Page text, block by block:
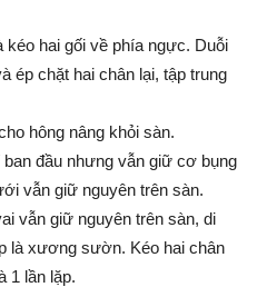
hai gối về phía ngực. Duỗi
ép chặt hai chân lại, tập trung
hông nâng khỏi sàn.
đầu nhưng vẫn giữ cơ bụng
vẫn giữ nguyên trên sàn.
vẫn giữ nguyên trên sàn, di
là xương sườn. Kéo hai chân
1 lần lặp.